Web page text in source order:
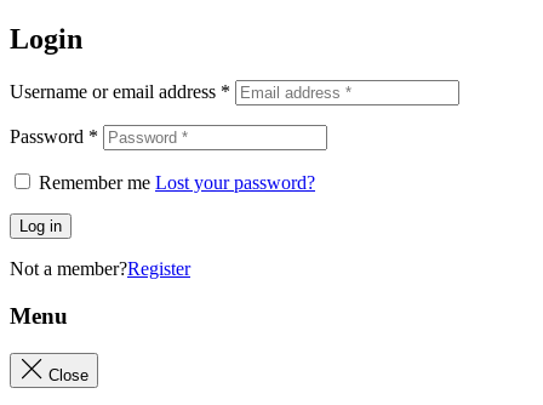
Login
Username or email address *
Password *
Remember me Lost your password?
Log in
Not a member?Register
Menu
Close